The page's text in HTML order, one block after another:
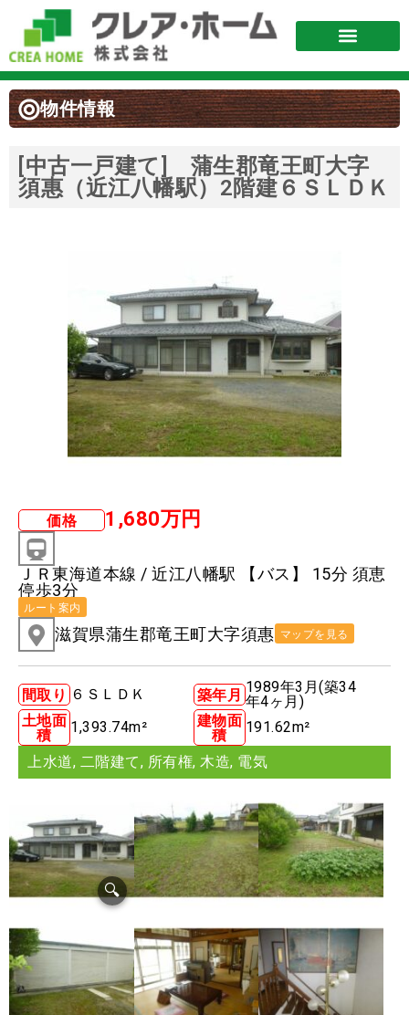
物件情報
[中古一戸建て] 蒲生郡竜王町大字
須惠（近江八幡駅）2階建６ＳＬＤＫ
価格 1,680万円
ＪＲ東海道本線 / 近江八幡駅 【バス】 15分 須恵
停歩3分
ルート案内
滋賀県蒲生郡竜王町大字須惠 マップを見る
間取り ６ＳＬＤＫ 築年月 1989年3月(築34
年4ヶ月)
土地面
積
1,393.74m²
建物面
積
191.62m²
上水道, 二階建て, 所有権, 木造, 電気